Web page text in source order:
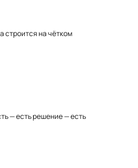
строится на чётком
— есть решение — есть